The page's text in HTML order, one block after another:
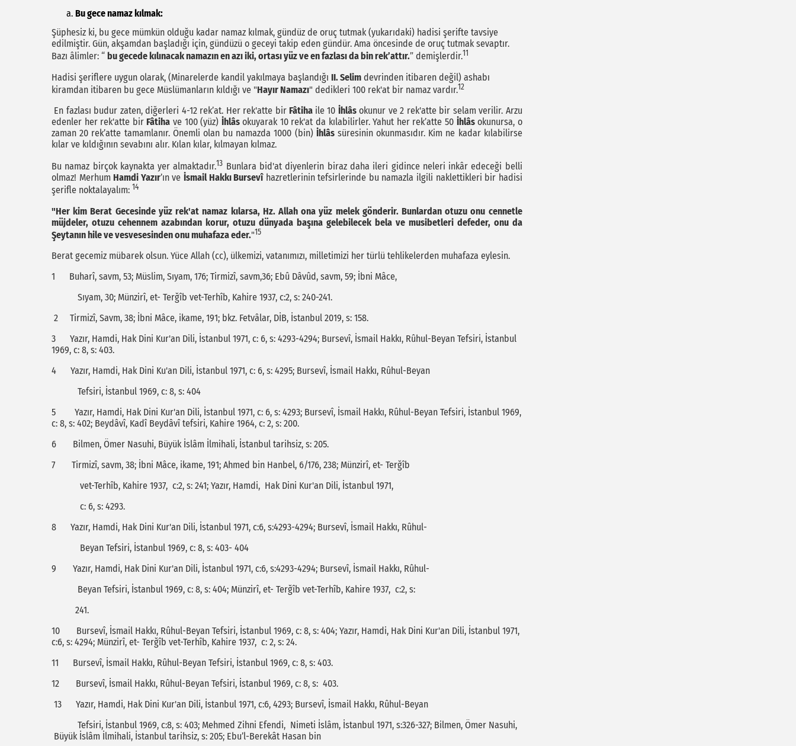
Bu gece namaz kılmak:
Şüphesiz ki, bu gece mümkün olduğu kadar namaz kılmak, gündüz de oruç tutmak (yukarıdaki) hadisi şerifte tavsiye
edilmiştir. Gün, akşamdan başladığı için, gündüzü o geceyi takip eden gündür. Ama öncesinde de oruç tutmak sevaptır.
Bazı âlimler: “ bu gecede kılınacak namazın en azı iki, ortası yüz ve en fazlası da bin rek’attır.” demişlerdir.11
Hadisi şeriflere uygun olarak, (Minarelerde kandil yakılmaya başlandığı II. Selim devrinden itibaren değil) ashabı
kiramdan itibaren bu gece Müslümanların kıldığı ve "Hayır Namazı" dedikleri 100 rek'at bir namaz vardır.12
En fazlası budur zaten, diğerleri 4-12 rek’at. Her rek'atte birFâtiha ile 10 İhlâsokunur ve 2 rek'atte bir selam verilir. Arzu
edenler her rek'atte birFâtiha ve 100 (yüz) İhlâsokuyarak 10 rek'at da kılabilirler. Yahut her rek’atte 50 İhlâsokunursa, o
zaman 20 rek’atte tamamlanır. Önemli olan bu namazda 1000 (bin) İhlâssüresinin okunmasıdır. Kim ne kadar kılabilirse
kılar ve kıldığının sevabını alır. Kılan kılar, kılmayan kılmaz.
Bu namaz birçok kaynakta yer almaktadır.13 Bunlara bid'at diyenlerin biraz daha ileri gidince neleri inkâr edeceği belli
olmaz! MerhumHamdi Yazır’ın ve İsmail Hakkı Bursevîhazretlerinin tefsirlerinde bu namazla ilgili naklettikleri bir hadisi
şerifle noktalayalım: 14
"Her kim Berat Gecesinde yüz rek'at namaz kılarsa, Hz. Allah ona yüz melek gönderir. Bunlardan otuzu onu cennetle
müjdeler, otuzu cehennem azabından korur, otuzu dünyada başına gelebilecek bela ve musibetleri defeder, onu da
Şeytanın hile ve vesvesesinden onu muhafaza eder."15
Berat gecemiz mübarek olsun. Yüce Allah (cc), ülkemizi, vatanımızı, milletimizi her türlü tehlikelerden muhafaza eylesin.
1 Buharî, savm, 53; Müslim, Sıyam, 176; Tirmizî, savm,36; Ebû Dâvûd, savm, 59; İbni Mâce,
Sıyam, 30; Münzirî, et- Terğîb vet-Terhîb, Kahire 1937, c:2, s: 240-241.
2 Tirmizî, Savm, 38; İbni Mâce, ikame, 191; bkz. Fetvâlar, DİB, İstanbul 2019, s: 158.
3 Yazır, Hamdi, Hak Dini Kur'an Dili, İstanbul 1971, c: 6, s: 4293-4294; Bursevî, İsmail Hakkı, Rûhul-Beyan Tefsiri, İstanbul
1969, c: 8, s: 403.
4 Yazır, Hamdi, Hak Dini Ku'an Dili, İstanbul 1971, c: 6, s: 4295; Bursevî, İsmail Hakkı, Rûhul-Beyan
Tefsiri, İstanbul 1969, c: 8, s: 404
5 Yazır, Hamdi, Hak Dini Kur'an Dili, İstanbul 1971, c: 6, s: 4293; Bursevî, İsmail Hakkı, Rûhul-Beyan Tefsiri, İstanbul 1969,
c: 8, s: 402; Beydâvî, Kadî Beydâvî tefsiri, Kahire 1964, c: 2, s: 200.
6 Bilmen, Ömer Nasuhi, Büyük İslâm İlmihali, İstanbul tarihsiz, s: 205.
7 Tirmizî, savm, 38; İbni Mâce, ikame, 191; Ahmed bin Hanbel, 6/176, 238; Münzirî, et- Terğîb
vet-Terhîb, Kahire 1937, c:2, s: 241; Yazır, Hamdi, Hak Dini Kur'an Dili, İstanbul 1971,
c: 6, s: 4293.
8 Yazır, Hamdi, Hak Dini Kur'an Dili, İstanbul 1971, c:6, s:4293-4294; Bursevî, İsmail Hakkı, Rûhul-
Beyan Tefsiri, İstanbul 1969, c: 8, s: 403- 404
9 Yazır, Hamdi, Hak Dini Kur'an Dili, İstanbul 1971, c:6, s:4293-4294; Bursevî, İsmail Hakkı, Rûhul-
Beyan Tefsiri, İstanbul 1969, c: 8, s: 404; Münzirî, et- Terğîb vet-Terhîb, Kahire 1937, c:2, s:
241.
10 Bursevî, İsmail Hakkı, Rûhul-Beyan Tefsiri, İstanbul 1969, c: 8, s: 404; Yazır, Hamdi, Hak Dini Kur'an Dili, İstanbul 1971,
c:6, s: 4294; Münzirî, et- Terğîb vet-Terhîb, Kahire 1937, c: 2, s: 24.
11 Bursevî, İsmail Hakkı, Rûhul-Beyan Tefsiri, İstanbul 1969, c: 8, s: 403.
12 Bursevî, İsmail Hakkı, Rûhul-Beyan Tefsiri, İstanbul 1969, c: 8, s: 403.
13 Yazır, Hamdi, Hak Dini Kur'an Dili, İstanbul 1971, c:6, 4293; Bursevî, İsmail Hakkı, Rûhul-Beyan
Tefsiri, İstanbul 1969, c:8, s: 403; Mehmed Zihni Efendi, Nimeti İslâm, İstanbul 1971, s:326-327; Bilmen, Ömer Nasuhi,
Büyük İslâm İlmihali, İstanbul tarihsiz, s: 205; Ebu’l-Berekât Hasan bin